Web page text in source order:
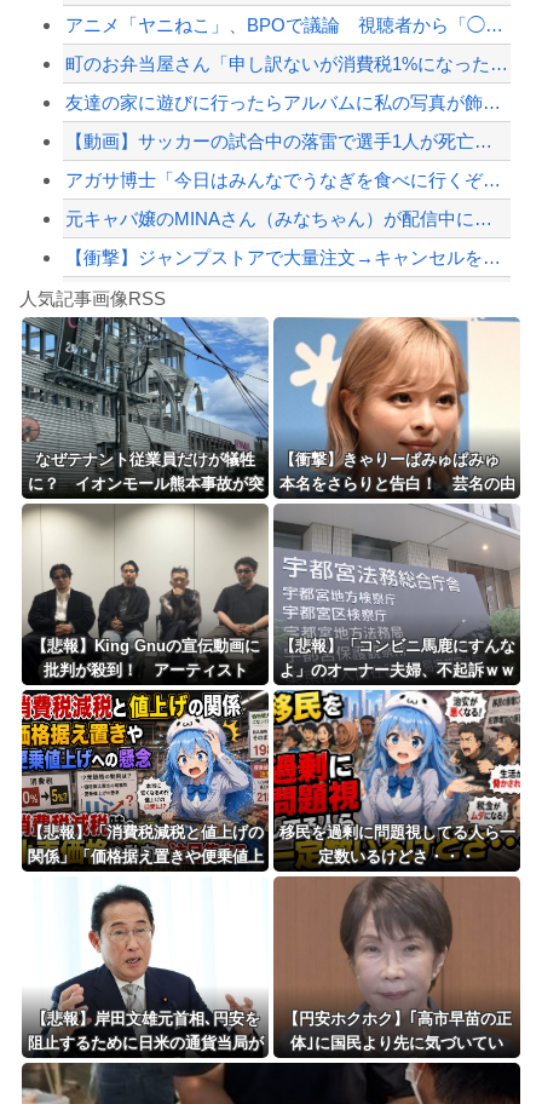
【速報】日本共産党、沖縄県知事選で公職選挙法違反！！！ 110番通報されても辞全...
高市政権「減税します」→財源「これから考えます」
【配信者】「金バエ」のSNS更新が1週間途絶え、様々な憶測が飛び交う。1週間ぶり...
Powered by livedoor 相互RSS
アニメ「ヤニねこ」、BPOで議論 視聴者から「◯◯◯なのではないか」との批判が寄...
町のお弁当屋さん「申し訳ないが消費税1%になったらその分商品代を値上げするわ」 ...
友達の家に遊びに行ったらアルバムに私の写真が飾ってあった。しかも私が知らない写真
【動画】サッカーの試合中の落雷で選手1人が死亡、12人が負傷した事故。
アガサ博士「今日はみんなでうなぎを食べに行くぞい」
元キャバ嬢のMINAさん（みなちゃん）が配信中に亡くなったのではないかとX上で話...
【衝撃】ジャンプストアで大量注文→キャンセルを繰り返した32歳女を逮捕 238ア...
コミュ症の習性で話をさっさと切り上げてしまったわ
8/4のニュース
更新中止のお知らせ
海外「おめでとうタキ！」リヴァプール南野がバースデーゴール！！
Powered by livedoor 相互RSS
人気記事画像RSS
なぜテナント従業員だけが犠牲
に？ イオンモール熊本事故が突
きつけた危機管理の盲点
【衝撃】きゃりーぱみゅぱみゅ
本名をさらりと告白！ 芸名の由
来も明かす！！
【悲報】King Gnuの宣伝動画に
批判が殺到！ アーティスト
に“好感度”ばかり求める時代への
違和感
【悲報】「コンビニ馬鹿にすんな
よ」のオーナー夫婦、不起訴ｗｗ
ｗｗｗｗｗｗ
【悲報】「消費税減税と値上げの
関係」「価格据え置きや便乗値上
げへの懸念」 – 消費税減税時の
小売価格の動向に注目集まる
移民を過剰に問題視してる人ら一
定数いるけどさ・・・
【悲報】岸田文雄元首相､円安を
阻止するために日米の通貨当局が
実施した為替介入は｢一時しのぎ
に過ぎない｣との認識を示す
【円安ホクホク】｢高市早苗の正
体｣に国民より先に気づいてい
た…海外投資家が｢日本経済を壊
す首相｣だと確信した残念発言